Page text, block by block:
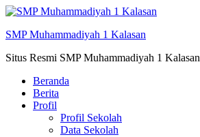
Skip
konten
SMP Muhammadiyah 1 Kalasan
Situs Resmi SMP Muhammadiyah 1 Kalasan
Beranda
Berita
Profil
Profil Sekolah
Data Sekolah